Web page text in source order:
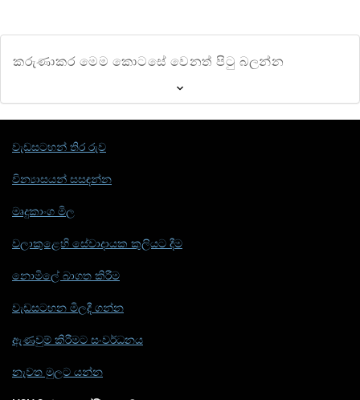
කරුණාකර මෙම කොටසේ වෙනත් පිටු බලන්න
වැඩසටහන් තිර රුව
වින්‍යාසයන් සසඳන්න
මෘදුකාංග මිල
වලාකුළෙහි සේවාදායක කුලියට දීම
නොමිලේ බාගත කිරීම
වැඩසටහන මිලදී ගන්න
ඇණවුම් කිරීමට සංවර්ධනය
නැවත මුලට යන්න